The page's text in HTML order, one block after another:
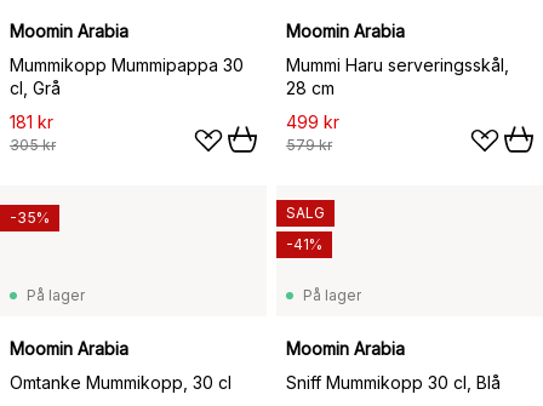
Moomin Arabia
Mummikopp Mummipappa 30
cl, Grå
181 kr
305 kr
Moomin Arabia
Mummi Haru serveringsskål,
28 cm
499 kr
579 kr
På lager
Moomin Arabia
Omtanke Mummikopp, 30 cl
-35%
På lager
Moomin Arabia
Sniff Mummikopp 30 cl, Blå
SALG
-41%